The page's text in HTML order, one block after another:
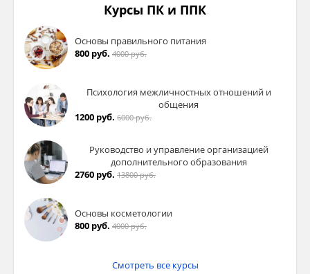
Курсы ПК и ППК
Основы правильного питания
800 руб. 4000 руб.
Психология межличностных отношений и
общения
1200 руб. 6000 руб.
Руководство и управление организацией
дополнительного образования
2760 руб. 13800 руб.
Основы косметологии
800 руб. 4000 руб.
Смотреть все курсы